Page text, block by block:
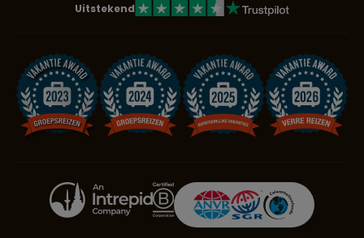
Uitstekend